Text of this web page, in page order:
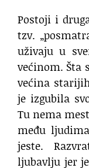
Postoji i
tzv.
uživaju u
većinom. Šta
većina
je izgubila
Tu nema
među
jeste.
ljubavlju jer